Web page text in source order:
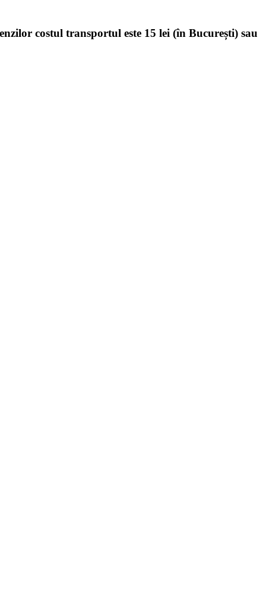
costul transportul este 15 lei (în București) sau